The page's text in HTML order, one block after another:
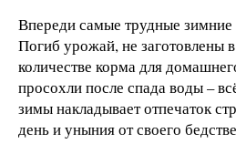
Впереди самые трудные
Погиб урожай, не заготовлены
количестве корма для
просохли после спада воды –
зимы накладывает отпечаток
день и уныния от своего